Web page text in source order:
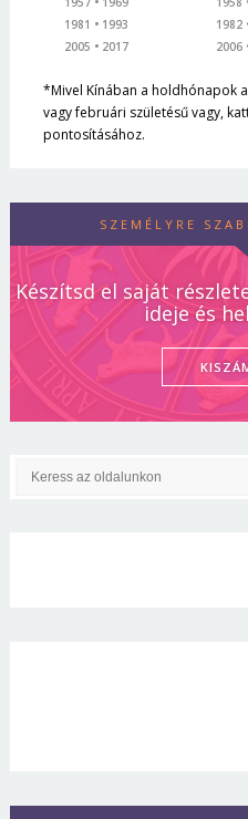
1981
1993
2005
2017
1982
2006
*Mivel Kínában a holdhónapok
vagy februári születésű vagy,
pontosításához.
SZEMÉLYRE
Készítsd el saját
ideje és